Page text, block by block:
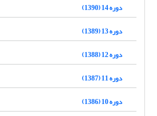
دوره 14 (1390)
دوره 13 (1389)
دوره 12 (1388)
دوره 11 (1387)
دوره 10 (1386)